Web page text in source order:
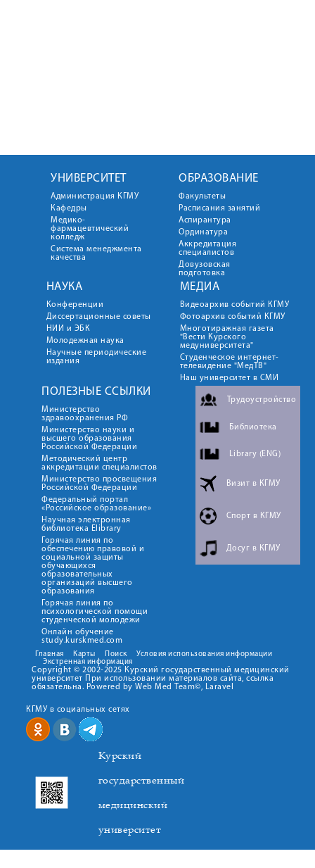
УНИВЕРСИТЕТ
Администрация КГМУ
Кафедры
Медико-
фармацевтический
колледж
Система менеджмента
качества
ОБРАЗОВАНИЕ
Факультеты
Расписания занятий
Аспирантура
Ординатура
Аккредитация
специалистов
Довузовская
подготовка
НАУКА
Конференции
Диссертационные советы
НИИ и ЭБК
Молодежная наука
Научные периодические
издания
МЕДИА
Видеоархив событий КГМУ
Фотоархив событий КГМУ
Многотиражная газета
"Вести Курского
медуниверситета"
Студенческое интернет-
телевидение "МедТВ"
Наш университет в СМИ
ПОЛЕЗНЫЕ ССЫЛКИ
Министерство
здравоохранения РФ
Министерство науки и
высшего образования
Российской Федерации
Методический центр
аккредитации специалистов
Министерство просвещения
Российской Федерации
Федеральный портал
«Российское образование»
Научная электронная
библиотека Elibrary
Горячая линия по
обеспечению правовой и
социальной защиты
обучающихся
образовательных
организаций высшего
образования
Горячая линия по
психологической помощи
студенческой молодежи
Онлайн обучение
study.kurskmed.com
Трудоустройство
Библиотека
Library (ENG)
Визит в КГМУ
Спорт в КГМУ
Досуг в КГМУ
Главная Карты Поиск
Условия использования информации
Экстренная информация
Copyright © 2002-2025 Курский государственный медицинский
университет При использовании материалов сайта, ссылка
обязательна. Powered by Web Med Team©, Laravel
КГМУ в социальных сетях
Курский
государственный
медицинский
университет